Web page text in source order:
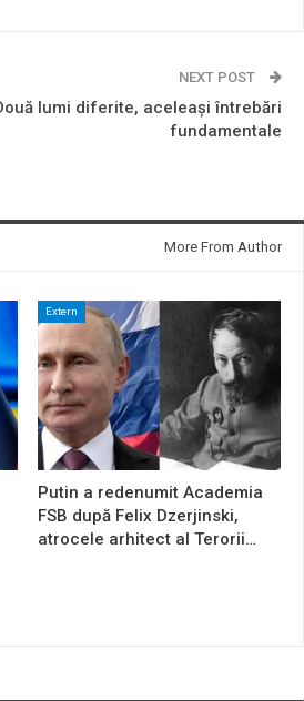
NEXT POST
lumi diferite, aceleași întrebări
fundamentale
More From Author
Extern
Putin a redenumit Academia
FSB după Felix Dzerjinski,
atrocele arhitect al Terorii…